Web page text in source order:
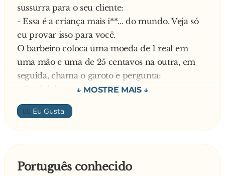
pergunta, após quase cortar os fones seu amigo
arrancou os fones do ouvido da loira que olhou
para cara dele, engasgou e caiu morta. Ao
colocar os fones para ouvir o que ela ouvia ele
escutou a seguinte gravação:
— Inspire, Expire... Inspire, Expire...
sussurra para o seu cliente:
- Essa é a criança mais i**... do mundo. Veja só
eu provar isso para você.
O barbeiro coloca uma moeda de 1 real em
uma mão e uma de 25 centavos na outra, em
seguida, chama o garoto e pergunta:
- Qual delas você quer, filho?
O menino pega a moeda de 25 centavos e sai.
- O que foi que eu falei? - disse o barbeiro. -
Aquela criança nunca aprende!
Mais tarde, quando o cliente sai, ele vê o mesmo
- Ei, meu filho! Posso te fazer uma pergunta?
👍🏼
Português conhecido